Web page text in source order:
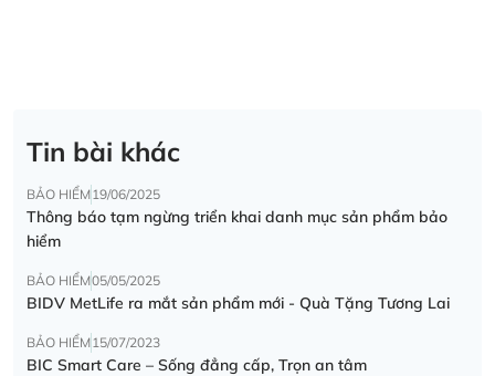
Tin bài khác
BẢO HIỂM19/06/2025
Thông báo tạm ngừng triển khai danh mục sản phẩm bảo
hiểm
BẢO HIỂM05/05/2025
BIDV MetLife ra mắt sản phẩm mới - Quà Tặng Tương Lai
BẢO HIỂM15/07/2023
BIC Smart Care – Sống đẳng cấp, Trọn an tâm